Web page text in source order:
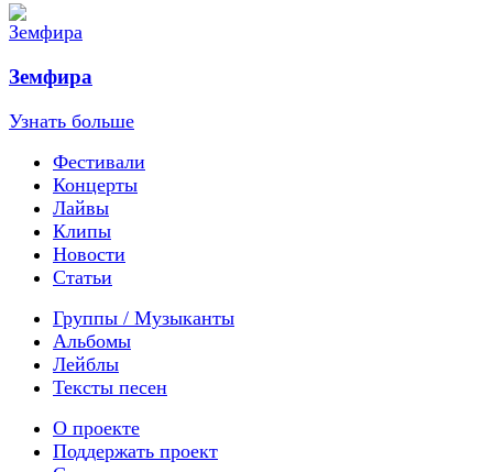
Земфира
Узнать больше
Фестивали
Концерты
Лайвы
Клипы
Новости
Статьи
Группы / Музыканты
Альбомы
Лейблы
Тексты песен
О проекте
Поддержать проект